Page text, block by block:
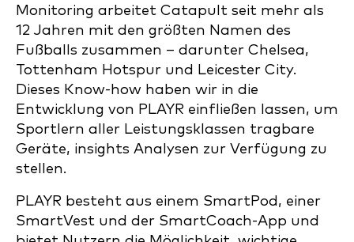
Monitoring arbeitet Catapult seit mehr als
12 Jahren mit den größten Namen des
Fußballs zusammen – darunter Chelsea,
Tottenham Hotspur und Leicester City.
Dieses Know-how haben wir in die
Entwicklung von PLAYR einfließen lassen, um
Sportlern aller Leistungsklassen tragbare
Geräte, insights Analysen zur Verfügung zu
stellen.
PLAYR besteht aus einem SmartPod, einer
SmartVest und der SmartCoach-App und